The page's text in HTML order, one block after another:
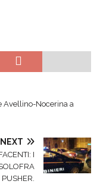
Avellino-Nocerina a
NEXT
I